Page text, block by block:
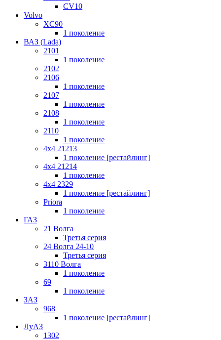
СV10
Volvo
XC90
1 поколение
ВАЗ (Lada)
2101
1 поколение
2102
2106
1 поколение
2107
1 поколение
2108
1 поколение
2110
1 поколение
4x4 21213
1 поколение [рестайлинг]
4x4 21214
1 поколение
4x4 2329
1 поколение [рестайлинг]
Priora
1 поколение
ГАЗ
21 Волга
Третья серия
24 Волга 24-10
Третья серия
3110 Волга
1 поколение
69
1 поколение
ЗАЗ
968
1 поколение [рестайлинг]
ЛуАЗ
1302